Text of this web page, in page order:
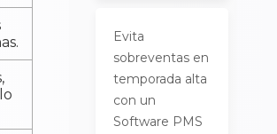
Evita
sobreventas en
temporada alta
con un
Software PMS